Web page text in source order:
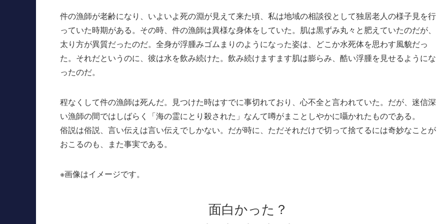
件の漁師が老齢になり、いよいよ死の淵が見えて来た頃、私は地域の相談役として独居老人の様子見を行
っていた時期がある。その時、件の漁師は異様な身体をしていた。肌は黒ずみ丸々と肥えていたのだが、
太り方が異質だったのだ。全身が浮腫みゴムまりのようになった姿は、どこか水死体を思わす風貌だっ
た。それだというのに、彼は水を飲み続けた。飲み続けますます肌は膨らみ、酷い浮腫を見せるようにな
ったのだ。
程なくして件の漁師は死んだ。見つけた時はすでに事切れており、心不全と言われていた。だが、迷信深
い漁師の間ではしばらく「海の霊にとり殺された」なんて噂がまことしやかに囁かれたものである。
俗説は俗説、言い伝えは言い伝えでしかない。だが時に、ただそれだけで切って捨てるには奇妙なことが
おこるのも、また事実である。
※画像はイメージです。
面白かった？